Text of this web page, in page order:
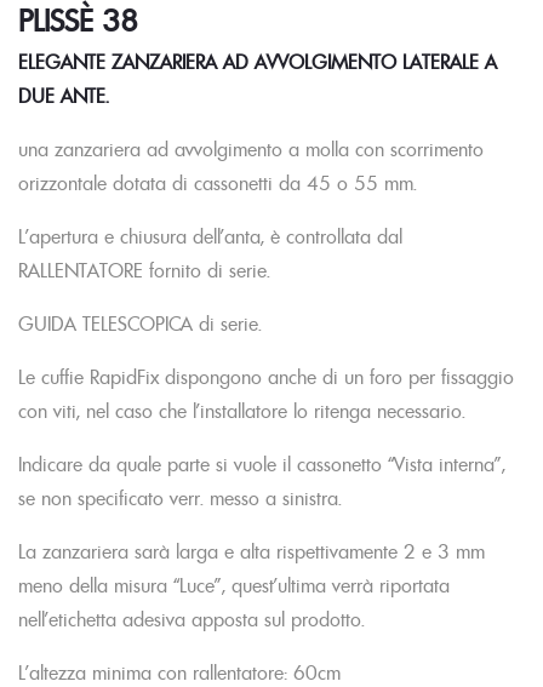
PLISSÈ 38
ELEGANTE ZANZARIERA AD AVVOLGIMENTO LATERALE A
DUE ANTE.
una zanzariera ad avvolgimento a molla con scorrimento
orizzontale dotata di cassonetti da 45 o 55 mm.
L’apertura e chiusura dell’anta, è controllata dal
RALLENTATORE fornito di serie.
GUIDA TELESCOPICA di serie.
Le cuffie RapidFix dispongono anche di un foro per fissaggio
con viti, nel caso che l’installatore lo ritenga necessario.
Indicare da quale parte si vuole il cassonetto “Vista interna”,
se non specificato verr. messo a sinistra.
La zanzariera sarà larga e alta rispettivamente 2 e 3 mm
meno della misura “Luce”, quest’ultima verrà riportata
nell’etichetta adesiva apposta sul prodotto.
L’altezza minima con rallentatore: 60cm